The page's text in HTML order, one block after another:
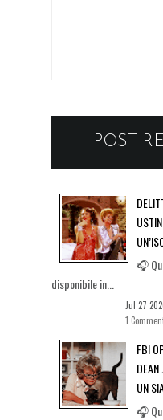
POST
🎧
disponibile in...
Jul 27
1
FBI
DEAN
UN
🎧